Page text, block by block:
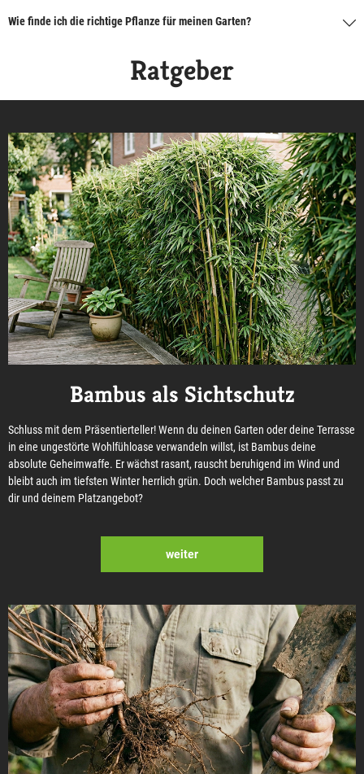
Wie finde ich die richtige Pflanze für meinen Garten?
Ratgeber
Bambus als Sichtschutz
Schluss mit dem Präsentierteller! Wenn du deinen Garten oder deine Terrasse
in eine ungestörte Wohlfühloase verwandeln willst, ist Bambus deine
absolute Geheimwaffe. Er wächst rasant, rauscht beruhigend im Wind und
bleibt auch im tiefsten Winter herrlich grün. Doch welcher Bambus passt zu
dir und deinem Platzangebot?
weiter